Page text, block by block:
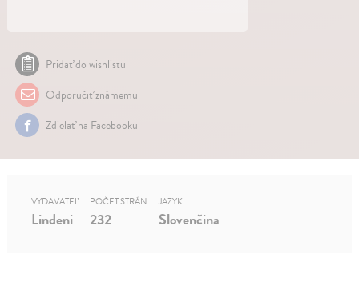
Pridať do wishlistu
Odporučiť známemu
Zdielať na Facebooku
VYDAVATEĽ
Lindeni
POČET STRÁN
232
JAZYK
Slovenčina